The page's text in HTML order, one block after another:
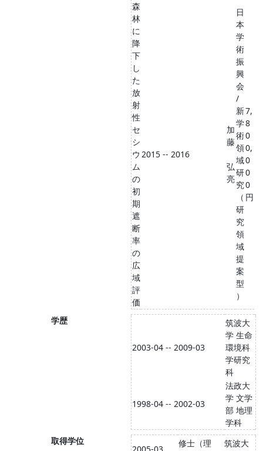
森
林
に
降
下
し
た
放
射
性
セ
シ
ウ
ム
の
初
期
遮
断
率
の
広
域
評
価
2015 -- 2016
加
藤
弘
亮
日
本
学
術
振
興
会
/
新
学
術
領
域
研
究
（
研
究
領
域
提
案
型
）
7,
8
0
0,
0
0
0
円
学歴
2003-04 -- 2009-03
筑波大
学 生命
環境科
学研究
科
1998-04 -- 2002-03
法政大
学 文学
部 地理
学科
取得学位
修士（理
筑波大